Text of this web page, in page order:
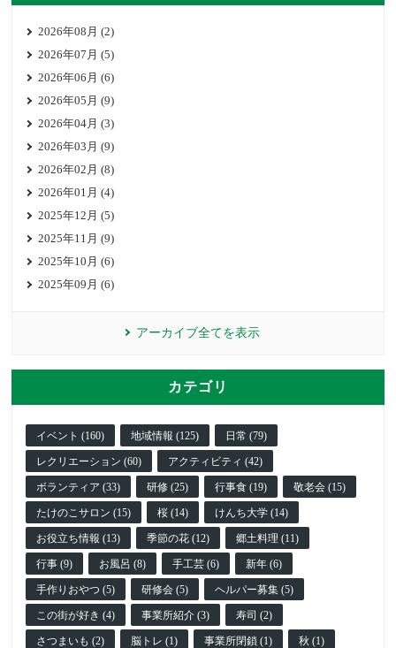
2026年08月 (2)
2026年07月 (5)
2026年06月 (6)
2026年05月 (9)
2026年04月 (3)
2026年03月 (9)
2026年02月 (8)
2026年01月 (4)
2025年12月 (5)
2025年11月 (9)
2025年10月 (6)
2025年09月 (6)
アーカイブ全てを表示
カテゴリ
イベント (160) 地域情報 (125) 日常 (79)
レクリエーション (60) アクティビティ (42)
ボランティア (33) 研修 (25) 行事食 (19) 敬老会 (15)
たけのこサロン (15) 桜 (14) けんち大学 (14)
お役立ち情報 (13) 季節の花 (12) 郷土料理 (11)
行事 (9) お風呂 (8) 手工芸 (6) 新年 (6)
手作りおやつ (5) 研修会 (5) ヘルパー募集 (5)
この街が好き (4) 事業所紹介 (3) 寿司 (2)
さつまいも (2) 脳トレ (1) 事業所閉鎖 (1) 秋 (1)